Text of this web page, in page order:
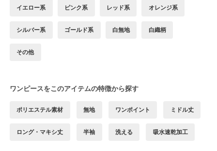
イエロー系 ピンク系 レッド系 オレンジ系
シルバー系 ゴールド系 白無地 白織柄
その他
ワンピースをこのアイテムの特徴から探す
ポリエステル素材 無地 ワンポイント ミドル丈
ロング・マキシ丈 半袖 洗える 吸水速乾加工